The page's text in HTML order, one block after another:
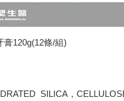
120g(12條/組)
SILICA，